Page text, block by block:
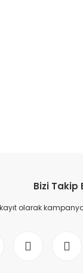
Bizi Takip
olarak